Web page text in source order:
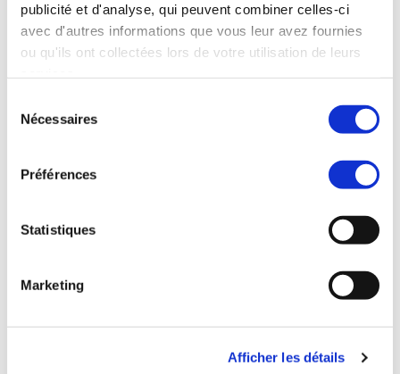
publicité et d'analyse, qui peuvent combiner celles-ci
avec d'autres informations que vous leur avez fournies
ou qu'ils ont collectées lors de votre utilisation de leurs
Nécessaires
Préférences
Statistiques
Marketing
Afficher les détails
que le commerce physique et le commerce
électronique ne sont pas forcément
Agissez avant que cela ne devienne
Pour ceux qui n’ont pas encore entamé ce
processus, le conseil est simple : asseyez-
vous avec vos franchisés ou leurs